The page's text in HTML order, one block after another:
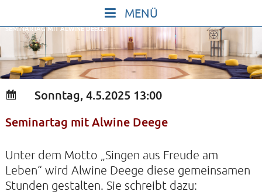
content
START
IN STILLE SEIN
SINGEN UND SCHWEIGEN
BEWEGEN UND TANZEN
GOTT UND DAS LEBEN FEIERN
STILLE UND SPIEL FÜR KINDER UND
JUGENDLICHE
SEMINARTAG MIT ALWINE DEEGE
Sonntag, 4.5.2025 13:00
Seminartag mit Alwine Deege
Unter dem Motto „Singen aus Freude am
Leben“ wird Alwine Deege diese gemeinsamen
Stunden gestalten. Sie schreibt dazu: